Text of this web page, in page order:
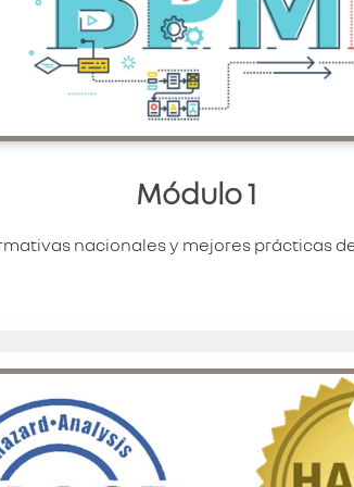
Módulo 1
nacionales y mejores prácticas